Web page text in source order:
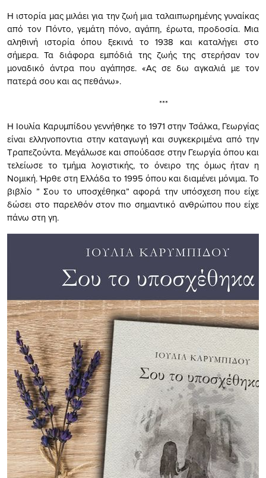
Η ιστορία μας μιλάει για την ζωή μια ταλαιπωρημένης γυναίκας
από τον Πόντο, γεμάτη πόνο, αγάπη, έρωτα, προδοσία. Μια
αληθινή ιστορία όπου ξεκινά το 1938 και καταλήγει στο
σήμερα. Τα διάφορα εμπόδιά της ζωής της στερήσαν τον
μοναδικό άντρα που αγάπησε. «Ας σε δω αγκαλιά με τον
πατερά σου και ας πεθάνω».
***
Η Ιουλία Καρυμπίδου γεννήθηκε το 1971 στην Τσάλκα, Γεωργίας
είναι ελληνοποντια στην καταγωγή και συγκεκριμένα από την
Τραπεζούντα. Μεγάλωσε και σπούδασε στην Γεωργία όπου και
τελείωσε το τμήμα λογιστικής, το όνειρο της όμως ήταν η
Νομική. Ήρθε στη Ελλάδα το 1995 όπου και διαμένει μόνιμα. Το
βιβλίο ” Σου το υποσχέθηκα” αφορά την υπόσχεση που είχε
δώσει στο παρελθόν στον πιο σημαντικό ανθρώπου που είχε
πάνω στη γη.